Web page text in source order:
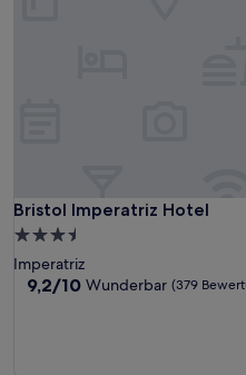
Bristol Imperatriz Hotel
Bristol Imperatriz Hotel
3.5-
Sterne-
Unterkunft
Imperatriz
9.2
9,2/10 Wunderbar (379